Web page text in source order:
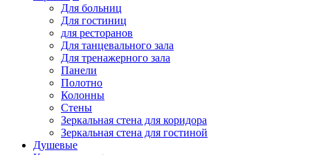
Для больниц
Для гостиниц
для ресторанов
Для танцевального зала
Для тренажерного зала
Панели
Полотно
Колонны
Стены
Зеркальная стена для коридора
Зеркальная стена для гостиной
Душевые